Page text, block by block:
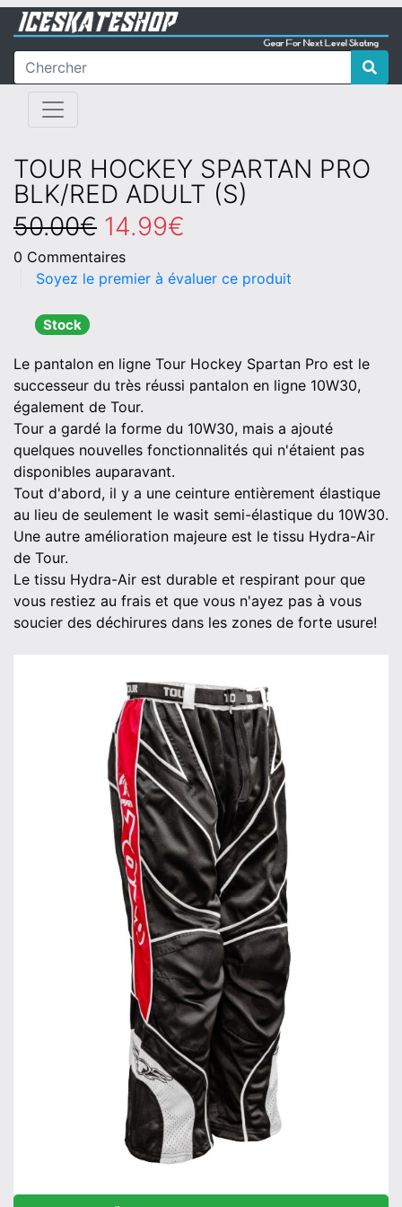
TOUR HOCKEY SPARTAN PRO
BLK/RED ADULT (S)
50.00€ 14.99€
0 Commentaires
Soyez le premier à évaluer ce produit
Stock
Le pantalon en ligne Tour Hockey Spartan Pro est le
successeur du très réussi pantalon en ligne 10W30,
également de Tour.
Tour a gardé la forme du 10W30, mais a ajouté
quelques nouvelles fonctionnalités qui n'étaient pas
disponibles auparavant.
Tout d'abord, il y a une ceinture entièrement élastique
au lieu de seulement le wasit semi-élastique du 10W30.
Une autre amélioration majeure est le tissu Hydra-Air
de Tour.
Le tissu Hydra-Air est durable et respirant pour que
vous restiez au frais et que vous n'ayez pas à vous
soucier des déchirures dans les zones de forte usure!